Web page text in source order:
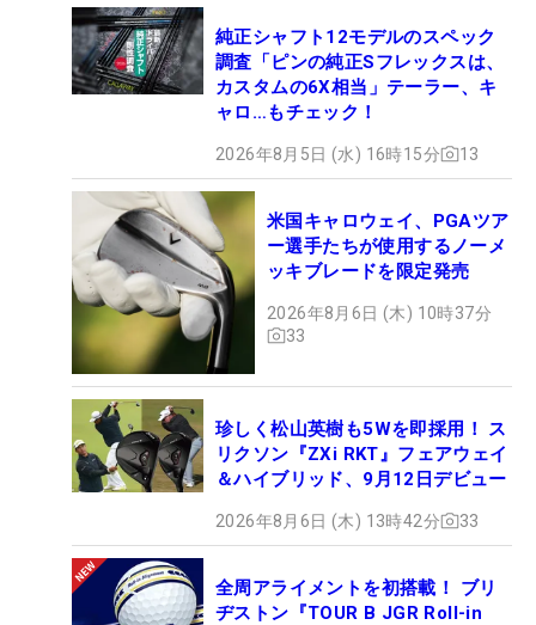
純正シャフト12モデルのスペック
調査「ピンの純正Sフレックスは、
カスタムの6X相当」テーラー、キ
ャロ…もチェック！
2026年8月5日 (水) 16時15分 13
米国キャロウェイ、PGAツア
ー選手たちが使用するノーメ
ッキブレードを限定発売
2026年8月6日 (木) 10時37分
33
珍しく松山英樹も5Wを即採用！ ス
リクソン『ZXi RKT』フェアウェイ
＆ハイブリッド、9月12日デビュー
2026年8月6日 (木) 13時42分 33
全周アライメントを初搭載！ ブリ
ヂストン『TOUR B JGR Roll-in